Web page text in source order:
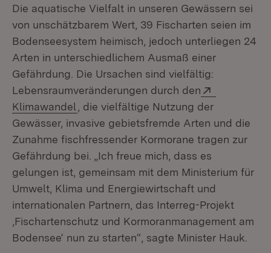
Die aquatische Vielfalt in unseren Gewässern sei
von unschätzbarem Wert, 39 Fischarten seien im
Bodenseesystem heimisch, jedoch unterliegen 24
Arten in unterschiedlichem Ausmaß einer
Gefährdung. Die Ursachen sind vielfältig:
Lebensraumveränderungen durch den
Klimawandel (Öffnet in neuem Fenster)
, die vielfältige Nutzung der
Gewässer, invasive gebietsfremde Arten und die
Zunahme fischfressender Kormorane tragen zur
Gefährdung bei. „Ich freue mich, dass es
gelungen ist, gemeinsam mit dem Ministerium für
Umwelt, Klima und Energiewirtschaft und
internationalen Partnern, das Interreg-Projekt
‚Fischartenschutz und Kormoranmanagement am
Bodensee‘ nun zu starten“, sagte Minister Hauk.